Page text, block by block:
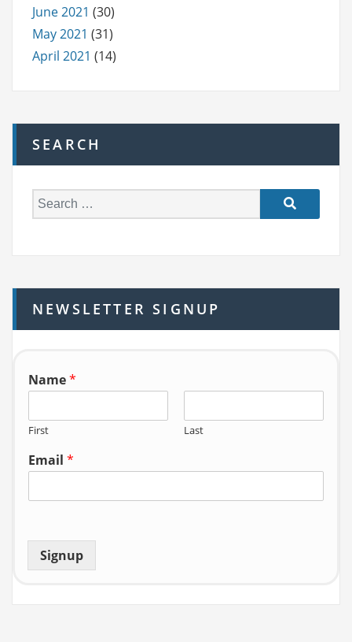
June 2021 (30)
May 2021 (31)
April 2021 (14)
SEARCH
e
h
f
o
NEWSLETTER SIGNUP
Name*
First Last
Email *
Signup